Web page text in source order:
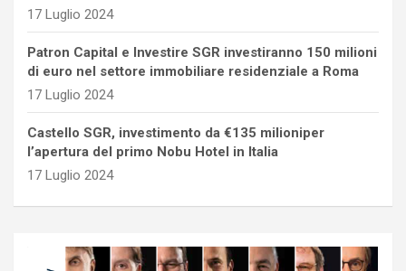
17 Luglio 2024
Patron Capital e Investire SGR investiranno 150 milioni
di euro nel settore immobiliare residenziale a Roma
17 Luglio 2024
Castello SGR, investimento da €135 milioniper
l’apertura del primo Nobu Hotel in Italia
17 Luglio 2024